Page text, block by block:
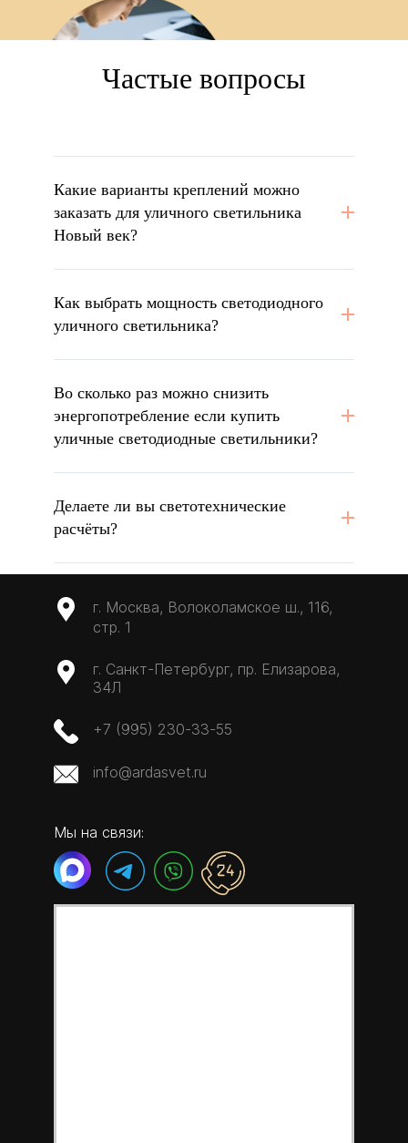
Частые вопросы
Какие варианты креплений можно
заказать для уличного светильника
Новый век?
Как выбрать мощность светодиодного
уличного светильника?
Во сколько раз можно снизить
энергопотребление если купить
уличные светодиодные светильники?
Делаете ли вы светотехнические
расчёты?
г. Москва, Волоколамское ш., 116,
стр. 1
г. Санкт-Петербург, пр. Елизарова,
34Л
+7 (995) 230-33-55
info@ardasvet.ru
Мы на связи: